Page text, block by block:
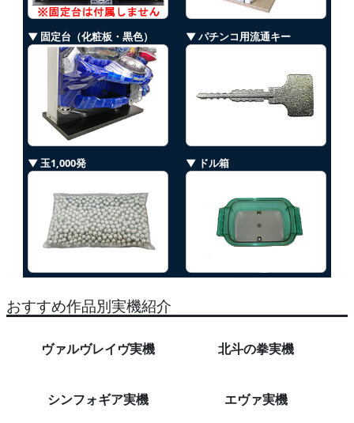
▼ 固定台（化粧板・黒色） ▼ パチンコ用流通キー
▼ 玉1,000発 ▼ ドル箱
おすすめ作品別実機紹介
ヴァルヴレイヴ実機 北斗の拳実機
シンフォギア実機 エヴァ実機